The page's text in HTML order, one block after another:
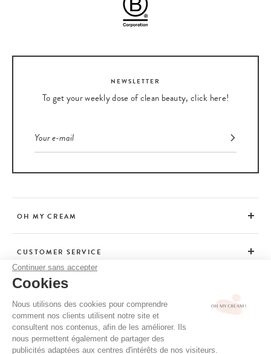
Continuer sans accepter
Cookies
Nous utilisons des cookies pour comprendre
comment nos clients utilisent notre site et
consultent nos contenus, afin de les améliorer. Ils
nous permettent également de partager des
publicités adaptées aux centres d'intérêts de nos visiteurs.
NEWSLETTER
To get your weekly dose of clean beauty, click here!
OH MY CREAM
CUSTOMER SERVICE
ADVICE
CGV / CGU
TERMS OF USE